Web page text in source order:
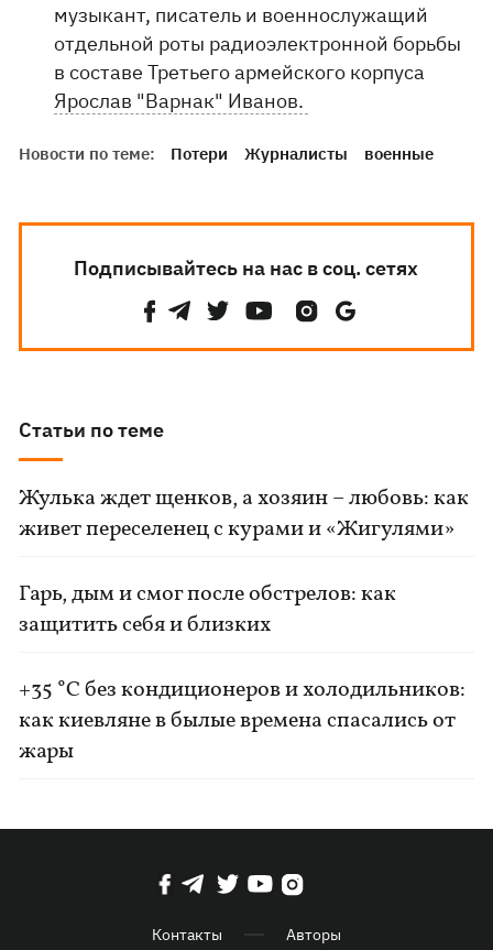
музыкант, писатель и военнослужащий
отдельной роты радиоэлектронной борьбы
в составе Третьего армейского корпуса
Ярослав "Варнак" Иванов.
Новости по теме: Потери Журналисты военные
Подписывайтесь на нас в соц. сетях
Статьи по теме
Жулька ждет щенков, а хозяин – любовь: как
живет переселенец с курами и «Жигулями»
Гарь, дым и смог после обстрелов: как
защитить себя и близких
+35 °C без кондиционеров и холодильников:
как киевляне в былые времена спасались от
жары
Контакты Авторы